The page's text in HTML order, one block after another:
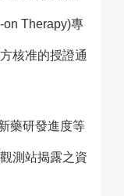
on Therapy)專
核准的授證通
藥研發進度等
測站揭露之資